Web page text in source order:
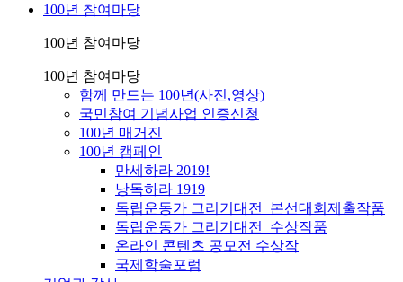
100년 참여마당
100년 참여마당
100년 참여마당
함께 만드는 100년(사진,영상)
국민참여 기념사업 인증신청
100년 매거진
100년 캠페인
만세하라 2019!
낭독하라 1919
독립운동가 그리기대전_본선대회제출작품
독립운동가 그리기대전_수상작품
온라인 콘텐츠 공모전 수상작
국제학술포럼